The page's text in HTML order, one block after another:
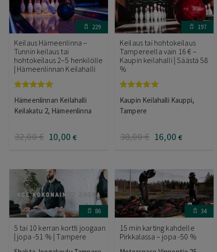
229
Keilaus Hämeenlinna –
Tunnin keilaus tai
hohtokeilaus 2–5 henkilölle
| Hämeenlinnan Keilahalli
tuotteesta:
5.00/ 5
Hämeenlinnan Keilahalli
Keilakatu 2, Hämeenlinna
32,00€ 10,00 €
197
Keilaus tai hohtokeilaus
Tampereella vain 16 € –
Kaupin keilahalli | Säästä 58
%
tuotteesta:
5.00/ 5
Kaupin Keilahalli Kauppi,
Tampere
38,00€ 16,00 €
86
5 tai 10 kerran kortti joogaan
| jopa -51 % | Tampere
34
15 min karting kahdelle
Pirkkalassa – jopa -50 %